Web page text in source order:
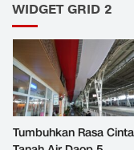
WIDGET GRID 2
Tumbuhkan Rasa Cinta